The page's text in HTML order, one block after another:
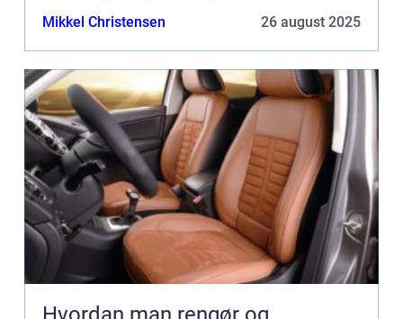
Mikkel Christensen 26 august 2025